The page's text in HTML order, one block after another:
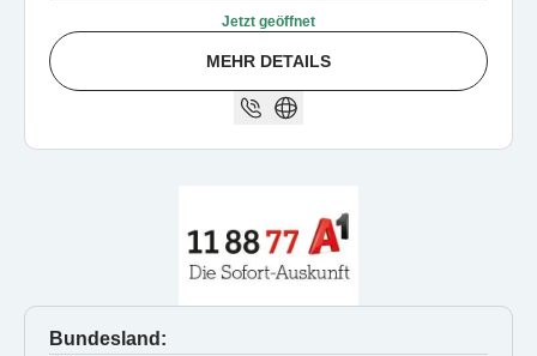
Jetzt geöffnet
MEHR DETAILS
Bundesland: